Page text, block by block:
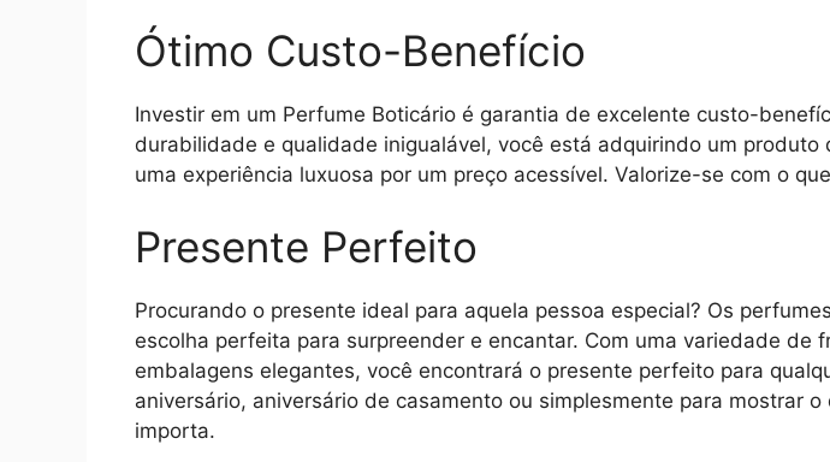
Ótimo Custo-Benefício
Investir em um Perfume Boticário é garantia de excelente custo-
durabilidade e qualidade inigualável, você está adquirindo um produto
uma experiência luxuosa por um preço acessível. Valorize-se com o
Presente Perfeito
Procurando o presente ideal para aquela pessoa especial? Os
escolha perfeita para surpreender e encantar. Com uma variedade de
embalagens elegantes, você encontrará o presente perfeito para
aniversário, aniversário de casamento ou simplesmente para mostrar o
importa.